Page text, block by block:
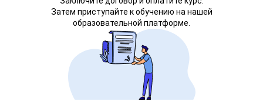
Затем приступайте к обучению на нашей
образовательной платформе.